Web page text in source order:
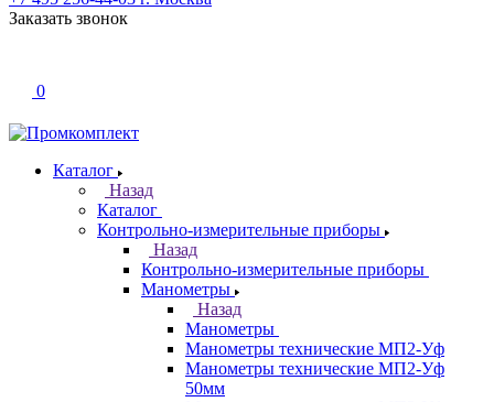
Заказать звонок
0
Каталог
Назад
Каталог
Контрольно-измерительные приборы
Назад
Контрольно-измерительные приборы
Манометры
Назад
Манометры
Манометры технические МП2-Уф
Манометры технические МП2-Уф
50мм